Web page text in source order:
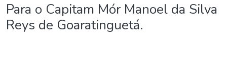
Estatísticas
Para o Capitam Mór Manoel da Silva
Reys de Goaratinguetá.